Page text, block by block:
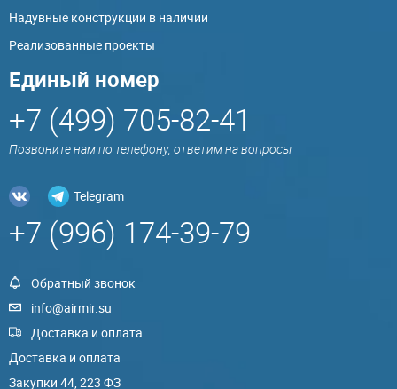
Надувные конструкции в наличии
Реализованные проекты
Единый номер
+7 (499) 705-82-41
Позвоните нам по телефону, ответим на вопросы
Telegram
+7 (996) 174-39-79
Обратный звонок
info@airmir.su
Доставка и оплата
Доставка и оплата
Закупки 44, 223 ФЗ